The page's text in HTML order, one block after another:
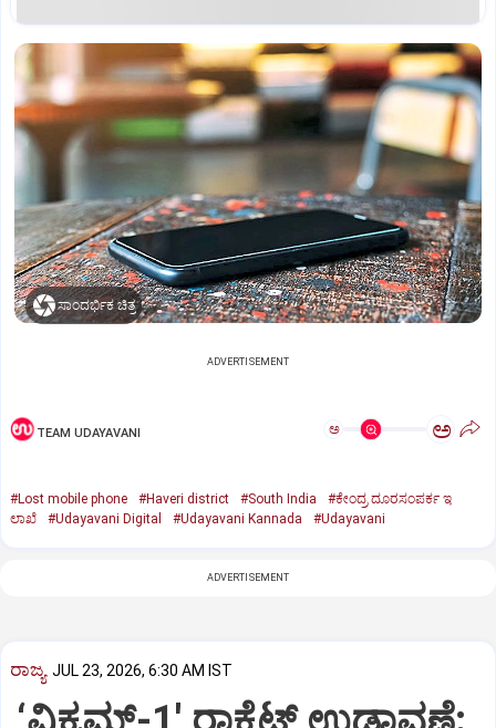
ಸಾಂದರ್ಭಿಕ ಚಿತ್ರ
ADVERTISEMENT
TEAM UDAYAVANI ಅ ಅ
#Lost mobile phone #Haveri district #South India
#ಕೇಂದ್ರ ದೂರಸಂಪರ್ಕ ಇ
ಲಾಖೆ
#Udayavani Digital #Udayavani Kannada #Udayavani
ADVERTISEMENT
ರಾಜ್ಯ JUL 23, 2026, 6:30 AM IST